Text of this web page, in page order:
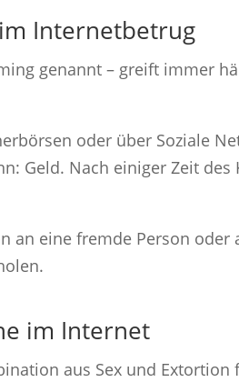
Internetbetrug
genannt – greift immer
oder über Soziale
Geld. Nach einiger Zeit
an eine fremde Person
im Internet
aus Sex und